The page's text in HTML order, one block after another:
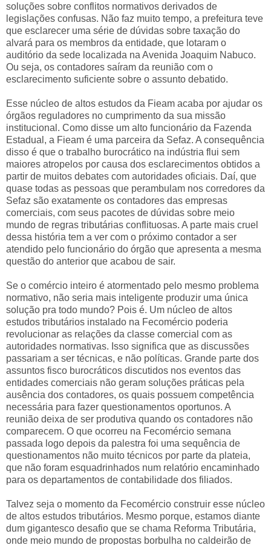
soluções sobre conflitos normativos derivados de
legislações confusas. Não faz muito tempo, a prefeitura teve
que esclarecer uma série de dúvidas sobre taxação do
alvará para os membros da entidade, que lotaram o
auditório da sede localizada na Avenida Joaquim Nabuco.
Ou seja, os contadores saíram da reunião com o
esclarecimento suficiente sobre o assunto debatido.
Esse núcleo de altos estudos da Fieam acaba por ajudar os
órgãos reguladores no cumprimento da sua missão
institucional. Como disse um alto funcionário da Fazenda
Estadual, a Fieam é uma parceira da Sefaz. A consequência
disso é que o trabalho burocrático na indústria flui sem
maiores atropelos por causa dos esclarecimentos obtidos a
partir de muitos debates com autoridades oficiais. Daí, que
quase todas as pessoas que perambulam nos corredores da
Sefaz são exatamente os contadores das empresas
comerciais, com seus pacotes de dúvidas sobre meio
mundo de regras tributárias conflituosas. A parte mais cruel
dessa história tem a ver com o próximo contador a ser
atendido pelo funcionário do órgão que apresenta a mesma
questão do anterior que acabou de sair.
Se o comércio inteiro é atormentado pelo mesmo problema
normativo, não seria mais inteligente produzir uma única
solução pra todo mundo? Pois é. Um núcleo de altos
estudos tributários instalado na Fecomércio poderia
revolucionar as relações da classe comercial com as
autoridades normativas. Isso significa que as discussões
passariam a ser técnicas, e não políticas. Grande parte dos
assuntos fisco burocráticos discutidos nos eventos das
entidades comerciais não geram soluções práticas pela
ausência dos contadores, os quais possuem competência
necessária para fazer questionamentos oportunos. A
reunião deixa de ser produtiva quando os contadores não
comparecem. O que ocorreu na Fecomércio semana
passada logo depois da palestra foi uma sequência de
questionamentos não muito técnicos por parte da plateia,
que não foram esquadrinhados num relatório encaminhado
para os departamentos de contabilidade dos filiados.
Talvez seja o momento da Fecomércio construir esse núcleo
de altos estudos tributários. Mesmo porque, estamos diante
dum gigantesco desafio que se chama Reforma Tributária,
onde meio mundo de propostas borbulha no caldeirão de